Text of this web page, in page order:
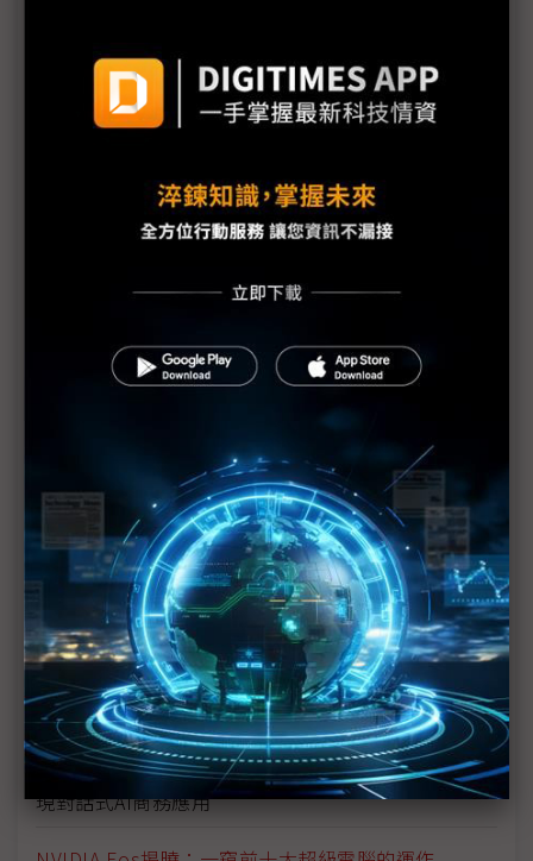
AI EXPO Taiwan 2024齊聚產官學領袖制高視野 搶
佔AI新經濟時代先機
NTT DATA攜手吉嘉電子 升級MES系統 迎接智造新時
戴爾科技集團助企業打造具全新AI體驗的現代化工作
台灣科技助樟宜機場打造高效室內定位服務
評測制霸的生成式AI模型Claude 3 Family AWS率先
Anthropic Claude 3 Sonnet登陸 Amazon Bedrock
英飛凌推出高密度電源模組 為AI資料中心的效能和
TCO立下新基準
AWS與Anthropic深入合作Amazon Bedrock再添
Claude 3模型
黃仁勳將在GTC 2024 揭曉加速運算、生成式AI和機
器人技術的最新突破
Microsoft Copilot Studio結合低程式碼平台 加速實
現對話式AI商務應用